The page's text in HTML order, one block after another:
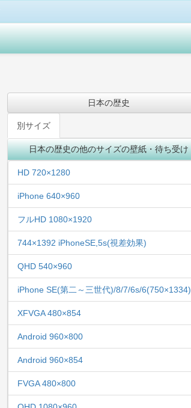
日本の歴史
別サイズ
日本の歴史の他のサイズの壁紙・待ち受け
HD 720×1280
iPhone 640×960
フルHD 1080×1920
744×1392 iPhoneSE,5s(視差効果)
QHD 540×960
iPhone SE(第二～三世代)/8/7/6s/6(750×1334)
XFVGA 480×854
Android 960×800
Android 960×854
FVGA 480×800